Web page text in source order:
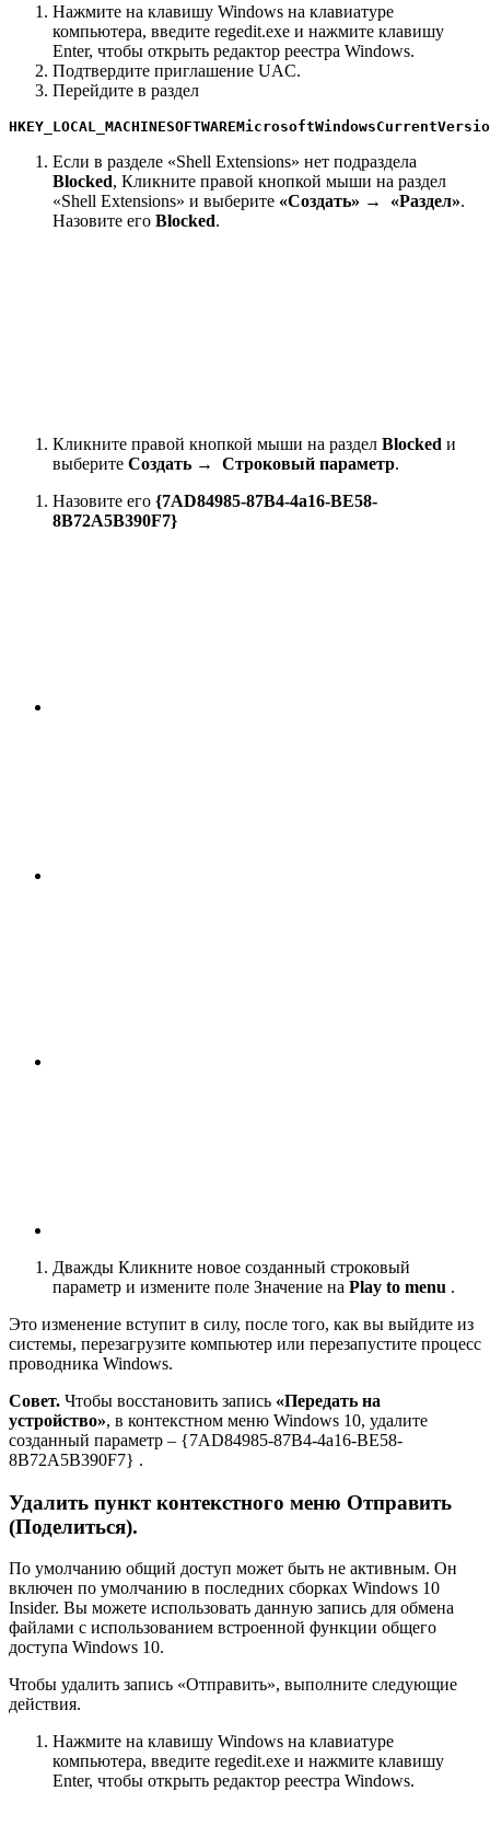
Нажмите на клавишу Windows на клавиатуре
компьютера, введите regedit.exe и нажмите клавишу
Enter, чтобы открыть редактор реестра Windows.
Подтвердите приглашение UAC.
Перейдите в раздел
Если в разделе «Shell Extensions» нет подраздела
Blocked, Кликните правой кнопкой мыши на раздел
«Shell Extensions» и выберите «Создать» → «Раздел».
Назовите его Blocked.
Кликните правой кнопкой мыши на раздел Blocked и
выберите Создать → Строковый параметр.
Назовите его {7AD84985-87B4-4a16-BE58-
8B72A5B390F7}
Дважды Кликните новое созданный строковый
параметр и измените поле Значение на Play to menu .
Это изменение вступит в силу, после того, как вы выйдите из
системы, перезагрузите компьютер или перезапустите процесс
проводника Windows.
Совет. Чтобы восстановить запись «Передать на
устройство», в контекстном меню Windows 10, удалите
созданный параметр – {7AD84985-87B4-4a16-BE58-
8B72A5B390F7} .
Удалить пункт контекстного меню Отправить
(Поделиться).
По умолчанию общий доступ может быть не активным. Он
включен по умолчанию в последних сборках Windows 10
Insider. Вы можете использовать данную запись для обмена
файлами с использованием встроенной функции общего
доступа Windows 10.
Чтобы удалить запись «Отправить», выполните следующие
действия.
Нажмите на клавишу Windows на клавиатуре
компьютера, введите regedit.exe и нажмите клавишу
Enter, чтобы открыть редактор реестра Windows.